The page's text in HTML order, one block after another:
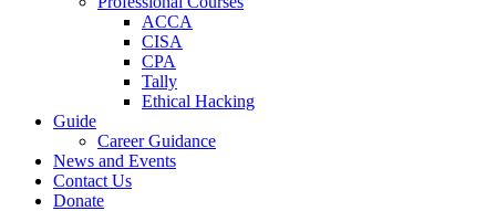
ACCA
CISA
CPA
Tally
Ethical Hacking
Guide
Career Guidance
News and Events
Contact Us
Donate